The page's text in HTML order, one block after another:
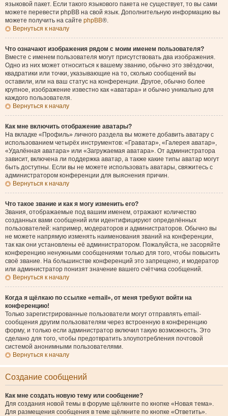
языковой пакет. Если такого языкового пакета не существует, то вы сами
можете перевести phpBB на свой язык. Дополнительную информацию вы
можете получить на сайте phpBB®.
Вернуться к началу
Что означают изображения рядом с моим именем пользователя?
Вместе с именем пользователя могут присутствовать два изображения.
Одно из них может относиться к вашему званию, обычно это звёздочки,
квадратики или точки, указывающие на то, сколько сообщений вы
оставили, или на ваш статус на конференции. Другое, обычно более
крупное, изображение известно как «аватара» и обычно уникально для
каждого пользователя.
Вернуться к началу
Как мне включить отображение аватары?
На вкладке «Профиль» личного раздела вы можете добавить аватару с
использованием четырёх инструментов: «Граватар», «Галерея аватар»,
«Удалённая аватара» или «Загружаемая аватара». От администратора
зависит, включена ли поддержка аватар, а также какие типы аватар могут
быть доступны. Если вы не можете использовать аватары, свяжитесь с
администратором конференции для выяснения причин.
Вернуться к началу
Что такое звание и как я могу изменить его?
Звания, отображаемые под вашим именем, отражают количество
созданных вами сообщений или идентифицируют определённых
пользователей: например, модераторов и администраторов. Обычно вы
не можете напрямую изменять наименования званий на конференции,
так как они установлены её администратором. Пожалуйста, не засоряйте
конференцию ненужными сообщениями только для того, чтобы повысить
своё звание. На большинстве конференций это запрещено, и модератор
или администратор понизят значение вашего счётчика сообщений.
Вернуться к началу
Когда я щёлкаю по ссылке «email», от меня требуют войти на
конференцию!
Только зарегистрированные пользователи могут отправлять email-
сообщения другим пользователям через встроенную в конференцию
форму, и только если администратор включил такую возможность. Это
сделано для того, чтобы предотвратить злоупотребления почтовой
системой анонимными пользователями.
Вернуться к началу
Создание сообщений
Как мне создать новую тему или сообщение?
Для создания новой темы в форуме щёлкните по кнопке «Новая тема».
Для размещения сообщения в теме щёлкните по кнопке «Ответить».